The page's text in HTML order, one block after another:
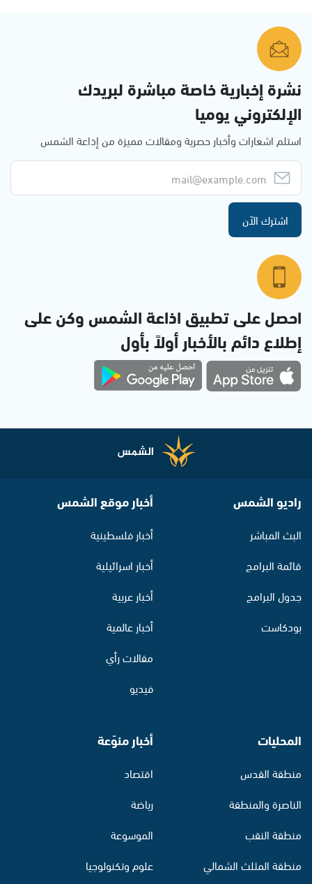
نشرة إخبارية خاصة مباشرة لبريدك
الإلكتروني يوميا
استلم اشعارات وأخبار حصرية ومقالات مميزة من إذاعة الشمس
اشترك الآن
احصل على تطبيق اذاعة الشمس وكن على
إطلاع دائم بالأخبار أولاً بأول
راديو الشمس
البث المباشر
قائمة البرامج
جدول البرامج
بودكاست
أخبار موقع الشمس
أخبار فلسطينية
أخبار اسرائيلية
أخبار عربية
أخبار عالمية
مقالات رأي
فيديو
المحليات
منطقة القدس
الناصرة والمنطقة
منطقة النقب
منطقة المثلث الشمالي
أخبار منوّعة
اقتصاد
رياضة
الموسوعة
علوم وتكنولوجيا